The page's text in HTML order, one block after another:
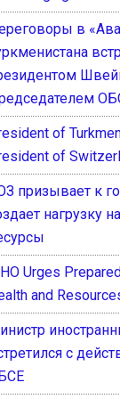
в
of
of
призывает к
нагрузку
Urges
and
с